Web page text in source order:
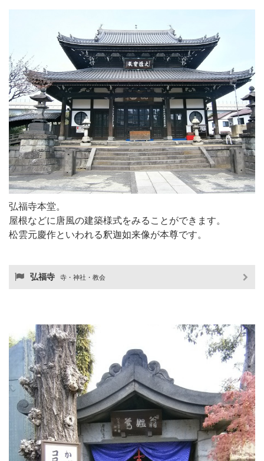
弘福寺本堂。
屋根などに唐風の建築様式をみることができます。
松雲元慶作といわれる釈迦如来像が本尊です。
弘福寺 寺・神社・教会